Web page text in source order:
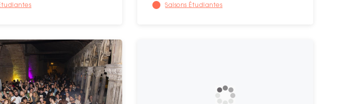
Saisons Étudiantes